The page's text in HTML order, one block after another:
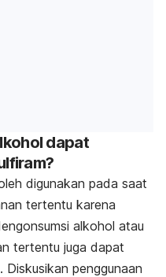
dapat
digunakan pada saat
tertentu karena
alkohol atau
tertentu juga dapat
penggunaan